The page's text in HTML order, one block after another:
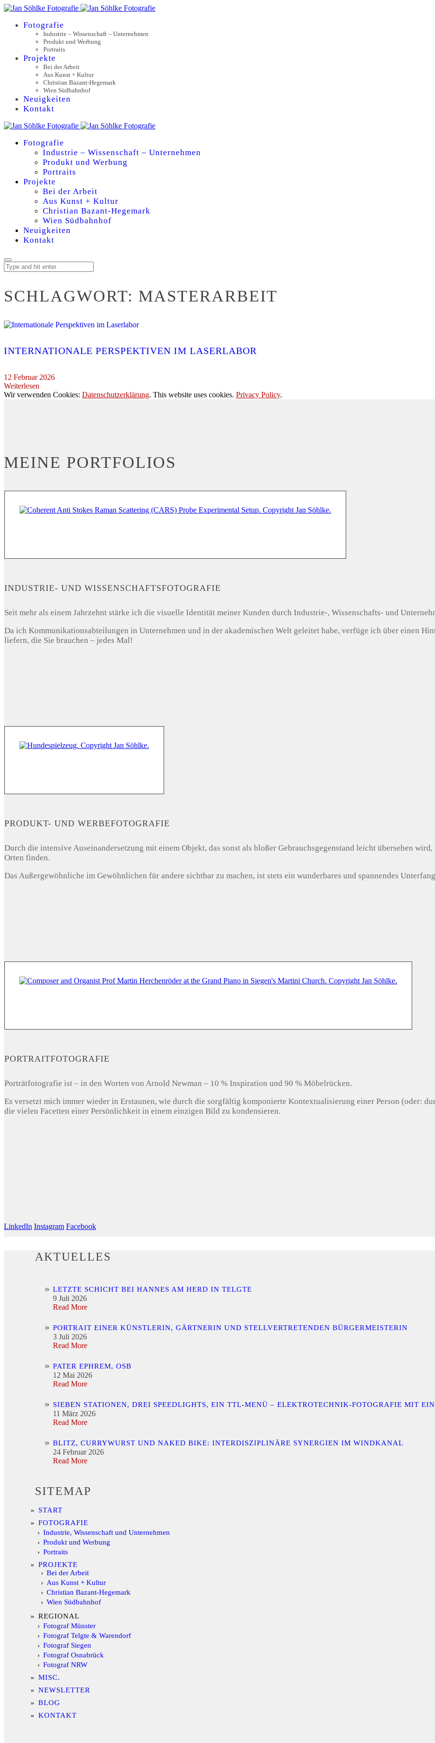
Fotografie
Industrie – Wissenschaft – Unternehmen
Produkt und Werbung
Portraits
Projekte
Bei der Arbeit
Aus Kunst + Kultur
Christian Bazant-Hegemark
Wien Südbahnhof
Neuigkeiten
Kontakt
Fotografie
Industrie – Wissenschaft – Unternehmen
Produkt und Werbung
Portraits
Projekte
Bei der Arbeit
Aus Kunst + Kultur
Christian Bazant-Hegemark
Wien Südbahnhof
Neuigkeiten
Kontakt
SCHLAGWORT: MASTERARBEIT
INTERNATIONALE PERSPEKTIVEN IM LASERLABOR
12 Februar 2026
Weiterlesen
Wir verwenden Cookies: Datenschutzerklärung. This website uses cookies. Privacy Policy.
MEINE PORTFOLIOS
INDUSTRIE- UND WISSENSCHAFTSFOTOGRAFIE
Seit mehr als einem Jahrzehnt stärke ich die visuelle Identität meiner Kunden durch Industrie-, Wissenschafts- und
Da ich Kommunikationsabteilungen in Unternehmen und in der akademischen Welt geleitet habe, verfüge ich über einen
liefern, die Sie brauchen – jedes Mal!
PRODUKT- UND WERBEFOTOGRAFIE
Durch die intensive Auseinandersetzung mit einem Objekt, das sonst als bloßer Gebrauchsgegenstand leicht übersehen
Orten finden.
Das Außergewöhnliche im Gewöhnlichen für andere sichtbar zu machen, ist stets ein wunderbares und spannendes
PORTRAITFOTOGRAFIE
Porträtfotografie ist – in den Worten von Arnold Newman – 10 % Inspiration und 90 % Möbelrücken.
Es versetzt mich immer wieder in Erstaunen, wie durch die sorgfältig komponierte Kontextualisierung einer Person (oder:
die vielen Facetten einer Persönlichkeit in einem einzigen Bild zu kondensieren.
LinkedIn Instagram Facebook
AKTUELLES
LETZTE SCHICHT BEI HANNES AM HERD IN TELGTE
9 Juli 2026
Read More
PORTRAIT EINER KÜNSTLERIN, GÄRTNERIN UND STELLVERTRETENDEN BÜRGERMEISTERIN
3 Juli 2026
Read More
PATER EPHREM, OSB
12 Mai 2026
Read More
SIEBEN STATIONEN, DREI SPEEDLIGHTS, EIN TTL-MENÜ – ELEKTROTECHNIK-FOTOGRAFIE MIT
11 März 2026
Read More
BLITZ, CURRYWURST UND NAKED BIKE: INTERDISZIPLINÄRE SYNERGIEN IM WINDKANAL
24 Februar 2026
Read More
SITEMAP
START
FOTOGRAFIE
Industrie, Wissenschaft und Unternehmen
Produkt und Werbung
Portraits
PROJEKTE
Bei der Arbeit
Aus Kunst + Kultur
Christian Bazant-Hegemark
Wien Südbahnhof
REGIONAL
Fotograf Münster
Fotograf Telgte & Warendorf
Fotograf Siegen
Fotograf Osnabrück
Fotograf NRW
MISC.
NEWSLETTER
BLOG
KONTAKT